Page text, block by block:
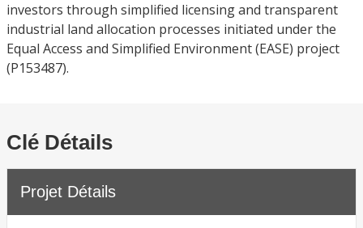
investors through simplified licensing and transparent
industrial land allocation processes initiated under the
Equal Access and Simplified Environment (EASE) project
(P153487).
Clé Détails
Projet Détails